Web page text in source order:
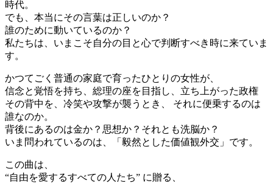
時代。
でも、本当にその言葉は正しいのか？
誰のために動いているのか？
私たちは、いまこそ自分の目と心で判断すべき時に来ていま
す。
かつてごく普通の家庭で育ったひとりの女性が、
信念と覚悟を持ち、総理の座を目指し、立ち上がった政権
その背中を、冷笑や攻撃が襲うとき、 それに便乗するのは
誰なのか。
背後にあるのは金か？思想か？それとも洗脳か？
いま問われているのは、「毅然とした価値観外交」です。
この曲は、
“自由を愛するすべての人たち” に贈る、